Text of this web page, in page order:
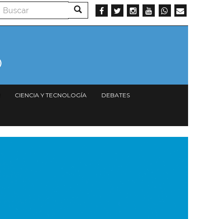
Buscar Buscar
CIENCIA Y TECNOLOGÍA DEBATES